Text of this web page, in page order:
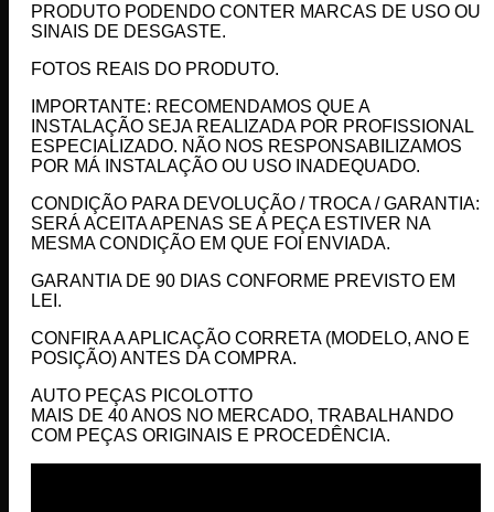
PRODUTO PODENDO CONTER MARCAS DE USO OU
SINAIS DE DESGASTE.
FOTOS REAIS DO PRODUTO.
IMPORTANTE: RECOMENDAMOS QUE A
INSTALAÇÃO SEJA REALIZADA POR PROFISSIONAL
ESPECIALIZADO. NÃO NOS RESPONSABILIZAMOS
POR MÁ INSTALAÇÃO OU USO INADEQUADO.
CONDIÇÃO PARA DEVOLUÇÃO / TROCA / GARANTIA:
SERÁ ACEITA APENAS SE A PEÇA ESTIVER NA
MESMA CONDIÇÃO EM QUE FOI ENVIADA.
GARANTIA DE 90 DIAS CONFORME PREVISTO EM
LEI.
CONFIRA A APLICAÇÃO CORRETA (MODELO, ANO E
POSIÇÃO) ANTES DA COMPRA.
AUTO PEÇAS PICOLOTTO
MAIS DE 40 ANOS NO MERCADO, TRABALHANDO
COM PEÇAS ORIGINAIS E PROCEDÊNCIA.